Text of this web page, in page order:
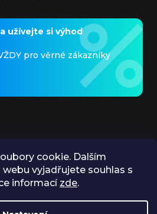
cookie. Dalším
vyjadřujete souhlas s
informací zde.
užívejte si výhod
pro věrné zákazníky